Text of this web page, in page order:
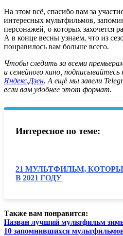
На этом всё, спасибо вам за
интересных мультфильмов,
персонажей, о которых захочется
А в конце весны узнаем, что из
понравилось вам больше всего.
Чтобы следить за всеми
и семейного кино, подписывайтесь
Яндекс.Дзен. А ещё мы завели
если вам удобнее этот формат.
Интересное по теме:
21 МУЛЬТФИЛЬМ,
В 2021 ГОДУ
Также вам понравится:
Назван лучший мультфильм
10 запомнившихся